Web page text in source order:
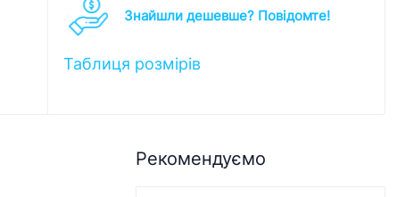
Знайшли дешевше? Повідомте!
Таблиця розмірів
Рекомендуємо